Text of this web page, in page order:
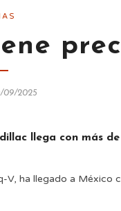
09/2025
llega con más de
V, ha llegado a México